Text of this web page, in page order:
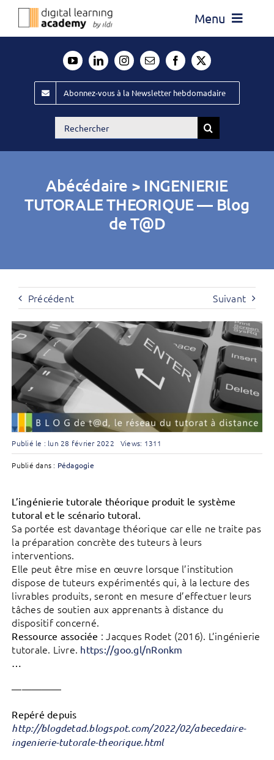
Passer
Menu
Évènements ILDI
Offres d’emploi
Publiez
Abonnez-vous à la Newsletter hebdomadaire
Rechercher:
Abécédaire > INGENIERIE
TUTORALE THEORIQUE — Blog
de T@D
Précédent Suivant
Publié le : lun 28 février 2022 Views: 1311
Publié dans : Pédagogie
L’ingénierie tutorale théorique produit le système
tutoral et le scénario tutoral.
Sa portée est davantage théorique car elle ne traite pas
la préparation concrète des tuteurs à leurs
interventions.
Elle peut être mise en œuvre lorsque l’institution
dispose de tuteurs expérimentés qui, à la lecture des
livrables produits, seront en mesure d’effectuer leurs
tâches de soutien aux apprenants à distance du
dispositif concerné.
Ressource associée : Jacques Rodet (2016). L’ingénierie
tutorale. Livre. https://goo.gl/nRonkm
…
—————
Repéré depuis
http://blogdetad.blogspot.com/2022/02/abecedaire-
ingenierie-tutorale-theorique.html